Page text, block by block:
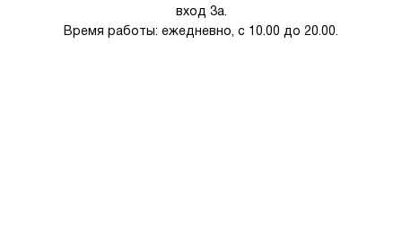
вход 3а.
Время работы: ежедневно, с 10.00 до 20.00.